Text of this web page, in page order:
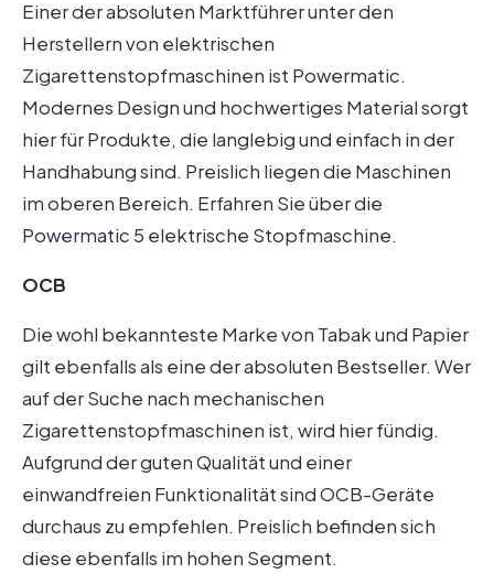
Einer der absoluten Marktführer unter den
Herstellern von elektrischen
Zigarettenstopfmaschinen ist Powermatic.
Modernes Design und hochwertiges Material sorgt
hier für Produkte, die langlebig und einfach in der
Handhabung sind. Preislich liegen die Maschinen
im oberen Bereich. Erfahren Sie über die
Powermatic 5 elektrische Stopfmaschine.
OCB
Die wohl bekannteste Marke von Tabak und Papier
gilt ebenfalls als eine der absoluten Bestseller. Wer
auf der Suche nach mechanischen
Zigarettenstopfmaschinen ist, wird hier fündig.
Aufgrund der guten Qualität und einer
einwandfreien Funktionalität sind OCB-Geräte
durchaus zu empfehlen. Preislich befinden sich
diese ebenfalls im hohen Segment.